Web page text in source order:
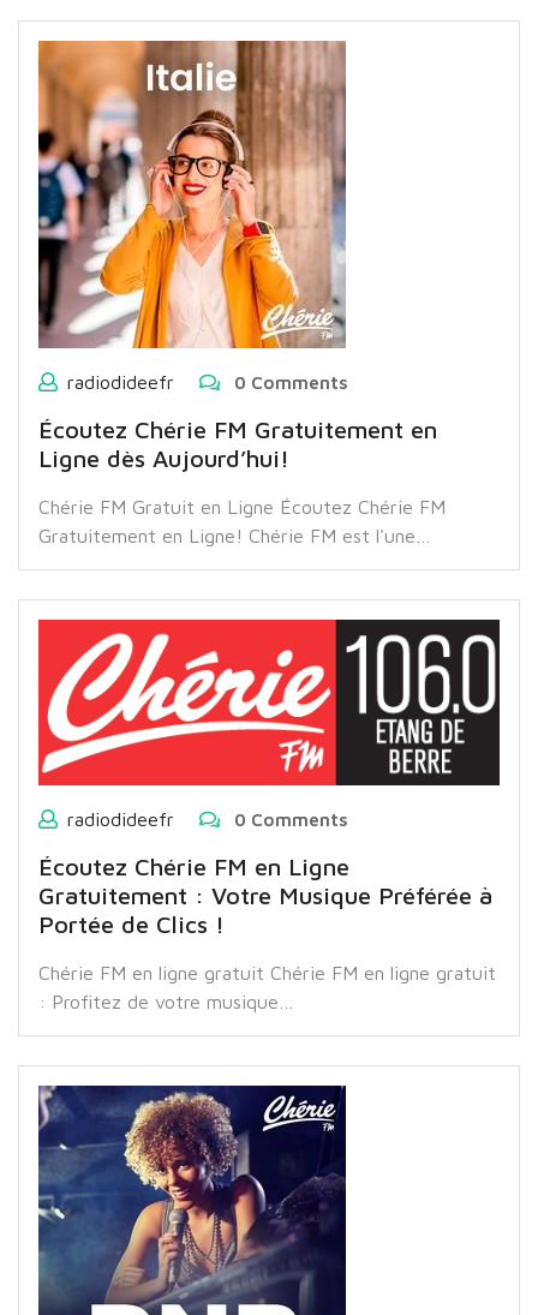
radiodideefr 0 Comments
Écoutez Chérie FM Gratuitement en
Ligne dès Aujourd’hui!
Chérie FM Gratuit en Ligne Écoutez Chérie FM
Gratuitement en Ligne! Chérie FM est l'une…
radiodideefr 0 Comments
Écoutez Chérie FM en Ligne
Gratuitement : Votre Musique Préférée à
Portée de Clics !
Chérie FM en ligne gratuit Chérie FM en ligne gratuit
: Profitez de votre musique…